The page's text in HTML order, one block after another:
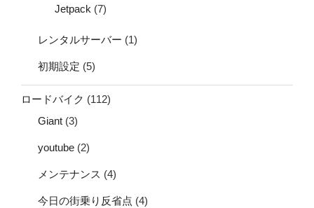
Jetpack (7)
レンタルサーバー (1)
初期設定 (5)
ロードバイク (112)
Giant (3)
youtube (2)
メンテナンス (4)
今日の街乗り反省点 (4)